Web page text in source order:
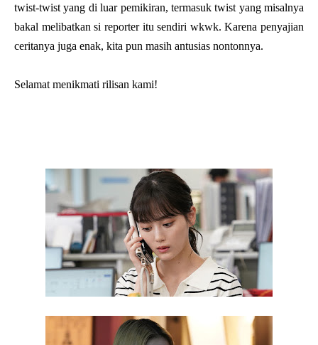
twist-twist yang di luar pemikiran, termasuk twist yang misalnya
bakal melibatkan si reporter itu sendiri wkwk. Karena penyajian
ceritanya juga enak, kita pun masih antusias nontonnya.
Selamat menikmati rilisan kami!